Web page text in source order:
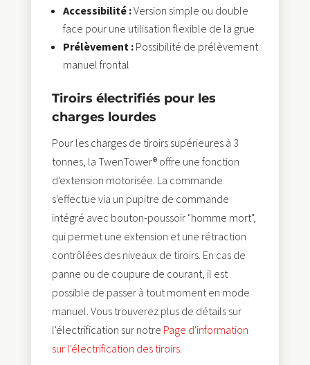
Accessibilité :Version simple ou double
face pour une utilisation flexible de la grue
Prélèvement :Possibilité de prélèvement
manuel frontal
Tiroirs électrifiés pour les
charges lourdes
Pour les charges de tiroirs supérieures à 3
tonnes, la TwenTower® offre une fonction
d'extension motorisée. La commande
s'effectue via un pupitre de commande
intégré avec bouton-poussoir "homme mort",
qui permet une extension et une rétraction
contrôlées des niveaux de tiroirs. En cas de
panne ou de coupure de courant, il est
possible de passer à tout moment en mode
manuel. Vous trouverez plus de détails sur
l'électrification sur notre Page d'information
sur l'électrification des tiroirs.